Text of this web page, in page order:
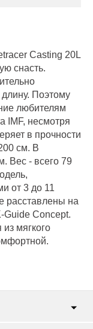
Casting 20L
снасть.
Поэтому
любителям
IMF, несмотря
в прочности
см. В
Вес - всего 79
от 3 до 11
расставлены на
Guide Concept.
мягкого